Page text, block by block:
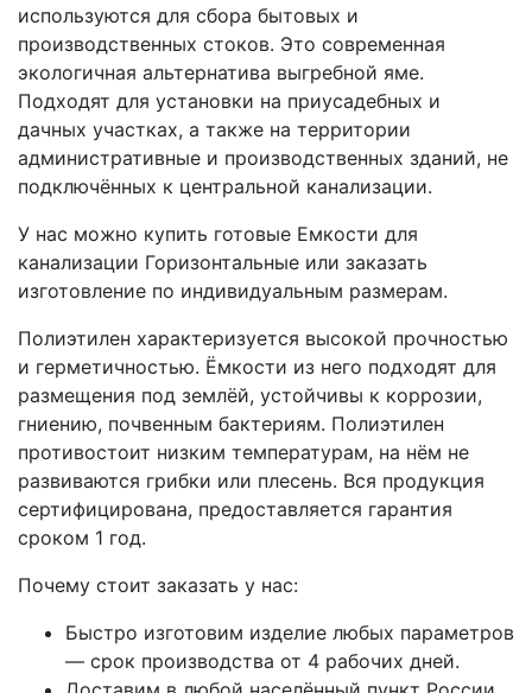
используются для сбора бытовых и
производственных стоков. Это современная
экологичная альтернатива выгребной яме.
Подходят для установки на приусадебных и
дачных участках, а также на территории
административные и производственных зданий, не
подключённых к центральной канализации.
У нас можно купить готовые Емкости для
канализации Горизонтальные или заказать
изготовление по индивидуальным размерам.
Полиэтилен характеризуется высокой прочностью
и герметичностью. Ёмкости из него подходят для
размещения под землёй, устойчивы к коррозии,
гниению, почвенным бактериям. Полиэтилен
противостоит низким температурам, на нём не
развиваются грибки или плесень. Вся продукция
сертифицирована, предоставляется гарантия
сроком 1 год.
Почему стоит заказать у нас:
Быстро изготовим изделие любых параметров
— срок производства от 4 рабочих дней.